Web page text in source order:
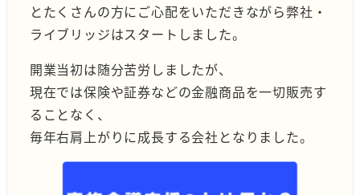
とたくさんの方にご心配をいただきながら弊社・
ライブリッジはスタートしました。
開業当初は随分苦労しましたが、
現在では保険や証券などの金融商品を一切販売す
ることなく、
毎年右肩上がりに成長する会社となりました。